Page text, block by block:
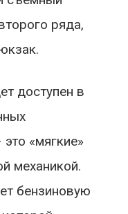
ряда,
доступен в
«мягкие»
механикой.
бензиновую